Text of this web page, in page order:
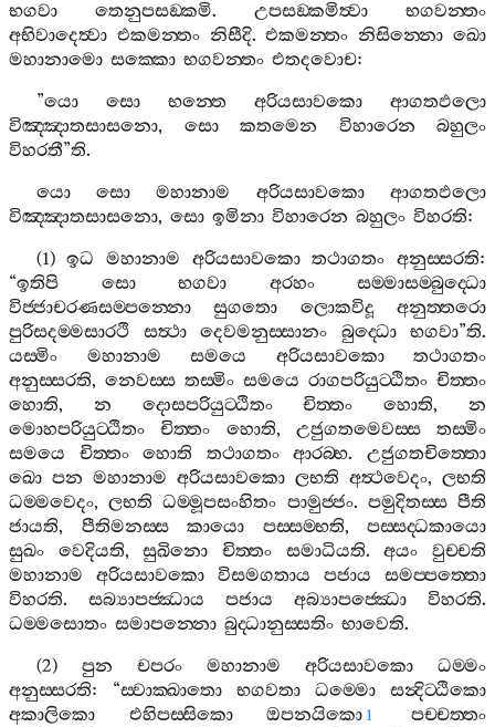
භගවා
තෙනුපසඞ‍්කමි. උපසඞ‍්කමිත්‍වා
භගවන‍්තං
අභිවාදෙත්‍වා එකමන‍්තං නිසීදි.එකමන‍්තං නිසින‍්නො ඛො
මහානාමො සක‍්කො භගවන‍්තං එතදවොච:
”යො සො භන‍්තෙ අරියසාවකො
ආගතඵලො
විඤ‍්ඤාතසාසනො, සො කතමෙන විහාරෙන
බහුලං
විහරතී”ති.
යො
සො මහානාම අරියසාවකො
ආගතඵලො
විඤ‍්ඤාතසාසනො, සො ඉමිනා විහාරෙන බහුලං විහරති:
(1)ඉධ මහානාම අරියසාවකො තථාගතං අනුස‍්සරති:
“ඉතිපි සො භගවා අරහං
සම‍්මාසම‍්බුද‍්ධො
විජ‍්ජාචරණසම‍්පන‍්නො
සුගතො ලොකවිදූ
අනුත‍්තරො
පුරිසදම‍්මසාරථි
සත්‍ථා දෙවමනුස‍්සානං බුද‍්ධො භගවා”ති.
යස‍්මිං
මහානාම සමයෙ අරියසාවකො
තථාගතං
අනුස‍්සරති, නෙවස‍්ස තස‍්මිං සමයෙ රාගපරියුට‍්ඨිතං චිත‍්තං
හොති, න දොසපරියුට‍්ඨිතං චිත‍්තං හොති,න
මොහපරියුට‍්ඨිතං
චිත‍්තං හොති, උජුගතමෙවස‍්ස
තස‍්මිං
සමයෙ
චිත‍්තං හොති තථාගතං ආරබ‍්භ.උජුගතචිත‍්තො
ඛො පන මහානාම අරියසාවකො ලභති අත්‍ථවෙදං, ලභති
ධම‍්මවෙදං,ලභති ධම‍්මූපසංහිතං පාමුජ‍්ජං. පමුදිතස‍්ස පීති
ජායති, පීතිමනස‍්ස කායො පස‍්සම‍්භති, පස‍්සද‍්ධකායො
සුඛං
වෙදියති,සුඛිනො චිත‍්තං සමාධියති.අයං
වුච‍්චති
මහානාම
අරියසාවකො විසමගතාය පජාය
සමප‍්පත‍්තො
විහරති. සබ්‍යාපජ‍්ඣාය පජාය අබ්‍යාපජ‍්ඣො විහරති.
ධම‍්මසොතං සමාපන‍්නො බුද‍්ධානුස‍්සතිං භාවෙති.
(2) පුන චපරං මහානාම අරියසාවකො
ධම‍්මං
අනුස‍්සරති: “ස‍්වාක‍්ඛාතො භගවතා ධම‍්මො
සන්‍දිට‍්ඨිකො
අකාලිකො
එහිපස‍්සිකො ඔපනයිකො 1
පච‍්චත‍්තං